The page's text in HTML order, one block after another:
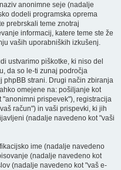
anonimne seje (nadalje
dodeli programska oprema
prebrskali teme znotraj
informacij, katere teme ste že
vaših uporabniških izkušenj.
ustvarimo piškotke, ki niso del
da so le-ti zunaj področja
phpBB strani. Drugi način zbiranja
omejene na: pošiljanje kot
prispevek"), registracija
račun") in vaši prispevki, ki jih
(nadalje navedeno kot "vaši
ime (nadalje navedeno
(nadalje navedeno kot
(nadalje navedeno kot "vaš e-